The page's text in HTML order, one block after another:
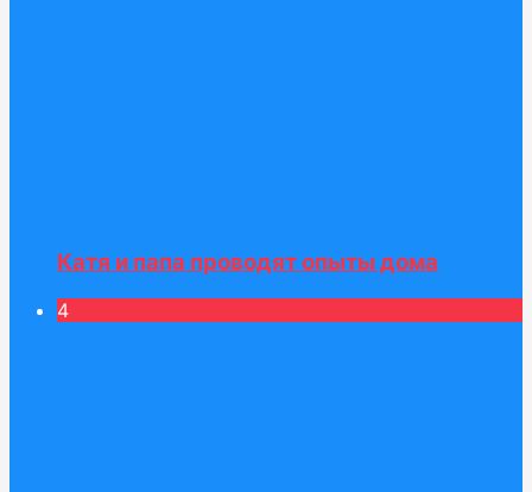
Катя и папа проводят опыты дома
4